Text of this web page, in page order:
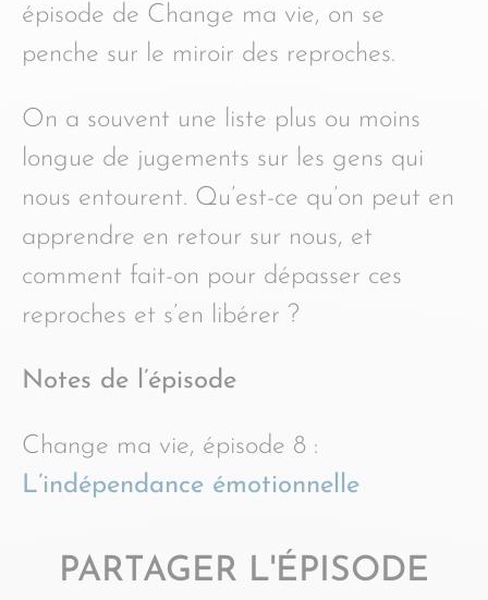
épisode de Change ma vie, on se
penche sur le miroir des reproches.
On a souvent une liste plus ou moins
longue de jugements sur les gens qui
nous entourent. Qu’est-ce qu’on peut en
apprendre en retour sur nous, et
comment fait-on pour dépasser ces
reproches et s’en libérer ?
Notes de l’épisode
Change ma vie, épisode 8 :
L’indépendance émotionnelle
PARTAGER L'ÉPISODE